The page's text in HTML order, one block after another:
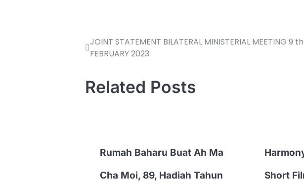
JOINT STATEMENT BILATERAL MINISTERIAL MEETING 9 th
FEBRUARY 2023
Related Posts
Rumah Baharu Buat Ah Ma
Cha Moi, 89, Hadiah Tahun
Short